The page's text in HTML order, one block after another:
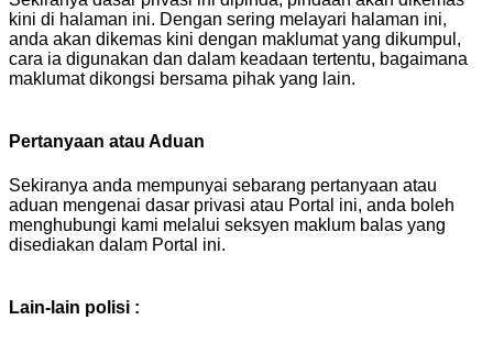
kini di halaman ini. Dengan sering melayari halaman ini,
anda akan dikemas kini dengan maklumat yang dikumpul,
cara ia digunakan dan dalam keadaan tertentu, bagaimana
maklumat dikongsi bersama pihak yang lain.
Pertanyaan atau Aduan
Sekiranya anda mempunyai sebarang pertanyaan atau
aduan mengenai dasar privasi atau Portal ini, anda boleh
menghubungi kami melalui seksyen maklum balas yang
disediakan dalam Portal ini.
Lain-lain polisi :